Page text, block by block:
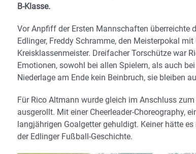
B-Klasse.
Vor Anpfiff der Ersten Mannschaften überreichte
Edlinger, Freddy Schramme, den Meisterpokal
Kreisklassenmeister. Dreifacher Torschütze war
Emotionen, sowohl bei allen Spielern, als auch
Niederlage am Ende kein Beinbruch, sie bleiben
Für Rico Altmann wurde gleich im Anschluss
ausgerollt. Mit einer Cheerleader-Choreography,
langjährigen Goalgetter gehuldigt. Keiner hätte
der Edlinger Fußball-Geschichte.